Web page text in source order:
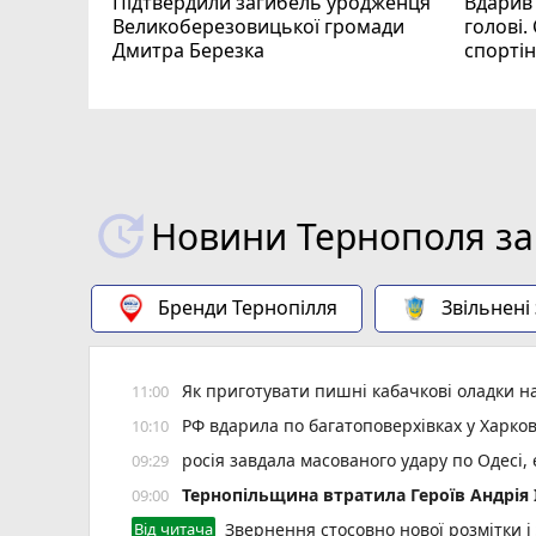
Великоберезовицької громади
Дмитра Березка
Новини Тернополя за
Бренди Тернопілля
11:00 Як приготувати пишні кабачкові оладки
10:10 РФ вдарила по багатоповерхівках у
09:29 росія завдала масованого удару по Одесі,
09:00 Тернопільщина втратила Героїв
Від читача Звернення стосовно нової розмітки